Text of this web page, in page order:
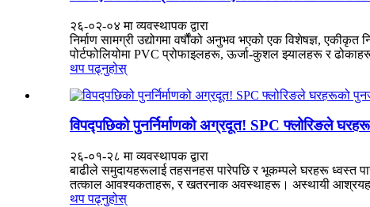
२६-०२-०४ मा व्यवस्थापक द्वारा
निर्माण सामग्री उद्योगमा वर्षौंको अनुभव भएको एक विशेषज्ञ, एकीकृत
पोर्टफोलियोमा PVC प्रोफाइलहरू, ऊर्जा-कुशल झ्यालहरू र
थप पढ्नुहोस्
विपद्पछिको पुनर्निर्माणको अग्रदूत! SPC फ्लोरिङले
२६-०१-२८ मा व्यवस्थापक द्वारा
बाढीले समुदायहरूलाई तहसनहस पारेपछि र भूकम्पले घरहरू ध्वस्त
तत्काल आवश्यकताहरू, र खतरनाक अवस्थाहरू। अस्थायी
थप पढ्नुहोस्